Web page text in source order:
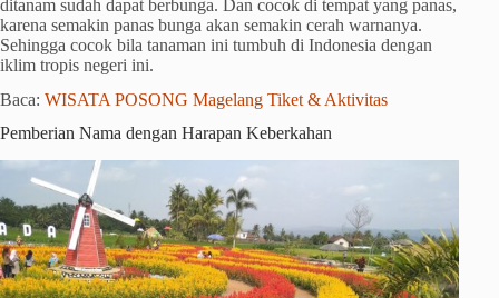
ditanam sudah dapat berbunga. Dan cocok di tempat yang panas,
karena semakin panas bunga akan semakin cerah warnanya.
Sehingga cocok bila tanaman ini tumbuh di Indonesia dengan
iklim tropis negeri ini.
Baca: WISATA POSONG Magelang Tiket & Aktivitas
Pemberian Nama dengan Harapan Keberkahan